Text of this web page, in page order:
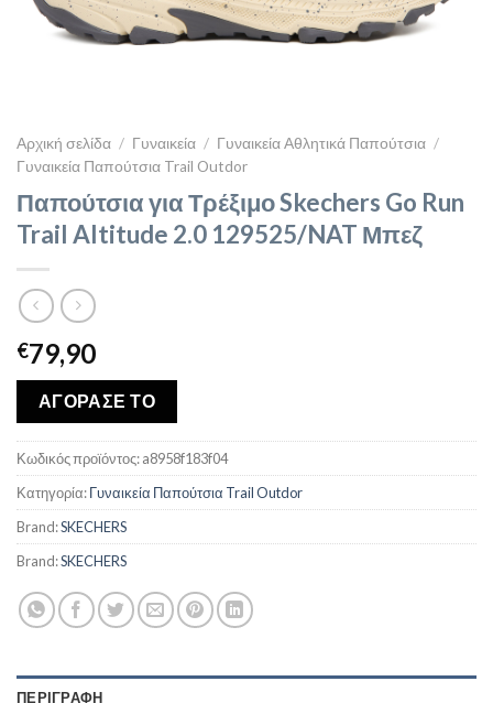
Αρχική σελίδα / Γυναικεία / Γυναικεία Αθλητικά Παπούτσια /
Γυναικεία Παπούτσια Trail Outdor
Παπούτσια για Τρέξιμο Skechers Go Run
Trail Altitude 2.0 129525/NAT Μπεζ
€79,90
ΑΓΟΡΑΣΕ ΤΟ
Κωδικός προϊόντος:a8958f183f04
Κατηγορία:Γυναικεία Παπούτσια Trail Outdor
Brand:SKECHERS
Brand:SKECHERS
ΠΕΡΙΓΡΑΦΉ